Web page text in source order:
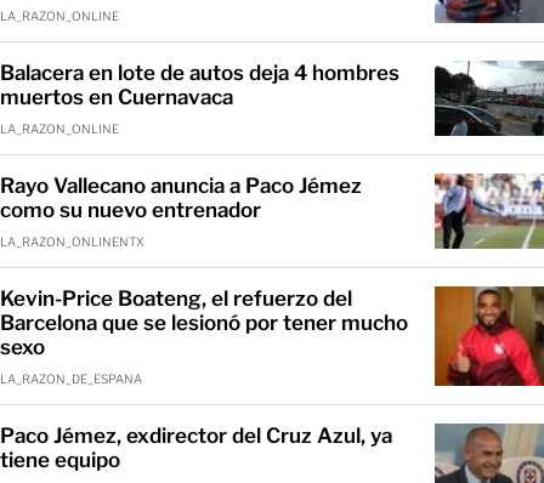
LA_RAZON_ONLINE
Balacera en lote de autos deja 4 hombres
muertos en Cuernavaca
LA_RAZON_ONLINE
Rayo Vallecano anuncia a Paco Jémez
como su nuevo entrenador
LA_RAZON_ONLINENTX
Kevin-Price Boateng, el refuerzo del
Barcelona que se lesionó por tener mucho
sexo
LA_RAZON_DE_ESPANA
Paco Jémez, exdirector del Cruz Azul, ya
tiene equipo